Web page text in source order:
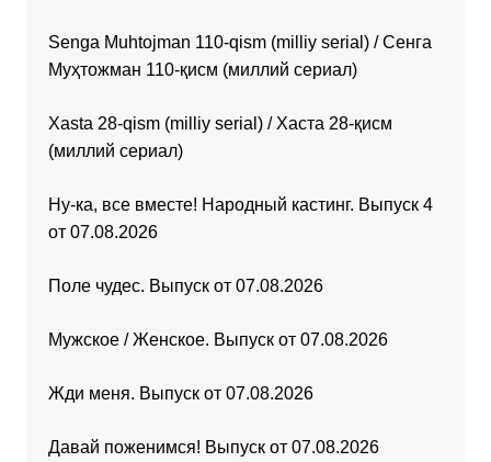
Senga Muhtojman 110-qism (milliy serial) / Сенга
Муҳтожман 110-қисм (миллий сериал)
Xasta 28-qism (milliy serial) / Хаста 28-қисм
(миллий сериал)
Ну-ка, все вместе! Народный кастинг. Выпуск 4
от 07.08.2026
Поле чудес. Выпуск от 07.08.2026
Мужское / Женское. Выпуск от 07.08.2026
Жди меня. Выпуск от 07.08.2026
Давай поженимся! Выпуск от 07.08.2026